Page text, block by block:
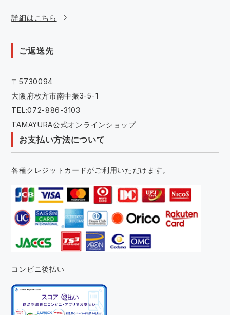
詳細はこちら
ご返送先
〒5730094
大阪府枚方市南中振3-5-1
TEL:072-886-3103
TAMAYURA公式オンラインショップ
お支払い方法について
各種クレジットカードがご利用いただけます。
コンビニ後払い